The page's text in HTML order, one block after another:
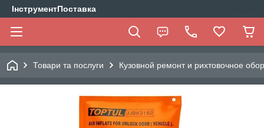
ІнструментПоставка
Товари та послуги Кузовной ремонт и рихтовочное